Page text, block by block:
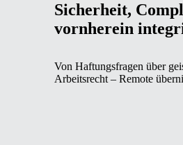
Sicherheit,
vornherein
Von Haftungsfragen über
Arbeitsrecht – Remote